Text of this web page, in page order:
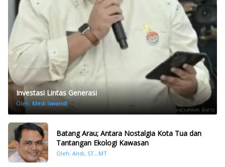
Investasi Lintas Generasi
Oleh: Medi Iswandi
Batang Arau; Antara Nostalgia Kota Tua dan
Tantangan Ekologi Kawasan
Oleh: Andi, ST., MT